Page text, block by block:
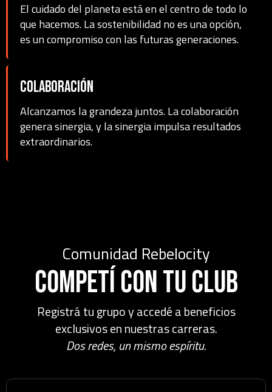
El cuidado del planeta está en el centro de todo lo
que hacemos. La sostenibilidad no es una opción,
es un compromiso con las futuras generaciones.
Colaboración
Alcanzamos la grandeza juntos. La colaboración
genera sinergia, y la sinergia impulsa resultados
extraordinarios.
Comunidad Rebelocity
Competí con tu club
Registrá tu grupo y accedé a beneficios
exclusivos en nuestras carreras.
Dos redes, un mismo espíritu.